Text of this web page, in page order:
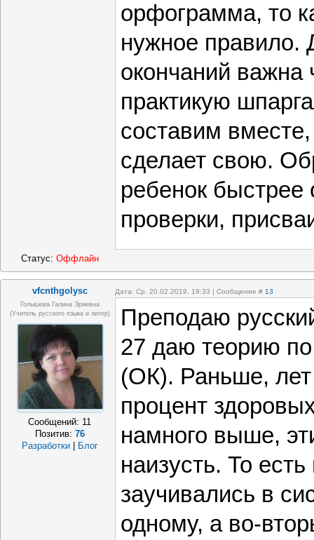
орфограмма, то
нужное правило.
окончаний важна
практикую
составим
сделает свою.
ребенок быстрее
проверки,
Статус: Оффлайн
vfcnthgolysc Дата: Ср, 20.02.2019, 19:33 | Сообщение # 13
Голышева Галина Эриевна
(учитель русского языка и литер)
Сообщений: 11
Позитив: 76
Разработки
Блог
Преподаю
27 даю теорию
(ОК). Раньше, лет
процент
намного выше,
наизусть. То
заучивались в
одному, а во-